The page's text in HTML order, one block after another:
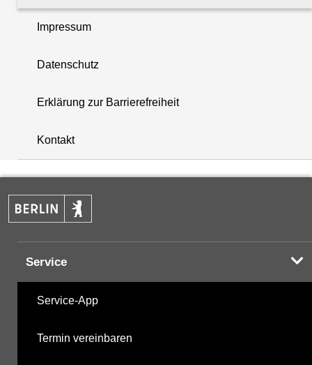
+
−
Impressum
Datenschutz
Erklärung zur Barrierefreiheit
Kontakt
Service
Service-App
Termin vereinbaren